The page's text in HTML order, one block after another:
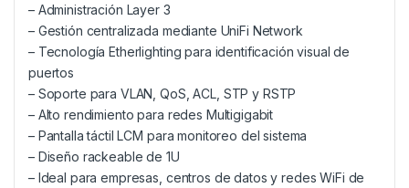
– Administración Layer 3
– Gestión centralizada mediante UniFi Network
– Tecnología Etherlighting para identificación visual de
puertos
– Soporte para VLAN, QoS, ACL, STP y RSTP
– Alto rendimiento para redes Multigigabit
– Pantalla táctil LCM para monitoreo del sistema
– Diseño rackeable de 1U
– Ideal para empresas, centros de datos y redes WiFi de